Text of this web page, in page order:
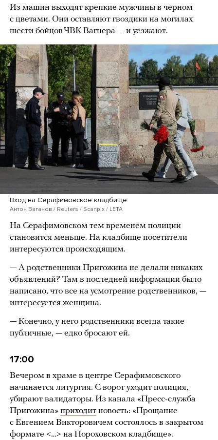
Из машин выходят крепкие мужчины в черном
с цветами. Они оставляют гвоздики на могилах
шести бойцов ЧВК Вагнера — и уезжают.
Вход на Серафимовское кладбище
Антон Ваганов / Reuters / Scanpix / LETA
На Серафимовском тем временем полиции
становится меньше. На кладбище посетители
интересуются происходящим.
— А родственники Пригожина не делали никаких
объявлений? Там в последней информации было
написано, что все на усмотрение родственников, —
интересуется женщина.
— Конечно, у него родственники всегда такие
публичные, — едко бросают ей.
17:00
Вечером в храме в центре Серафимовского
начинается литургия. С ворот уходит полиция,
убирают валидаторы. Из канала «Пресс-служба
Пригожина» приходит новость: «Прощание
с Евгением Викторовичем состоялось в закрытом
формате <…> на Пороховском кладбище».